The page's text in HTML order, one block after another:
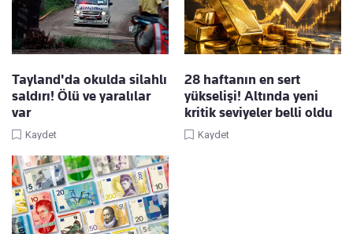
Tayland'da okulda silahlı
saldırı! Ölü ve yaralılar
var
Kaydet
28 haftanın en sert
yükselişi! Altında yeni
kritik seviyeler belli oldu
Kaydet